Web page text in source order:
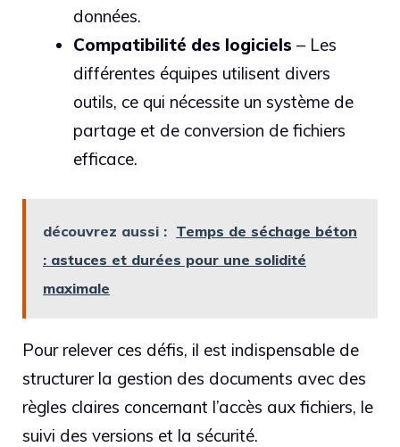
données.
Compatibilité des logiciels – Les
différentes équipes utilisent divers
outils, ce qui nécessite un système de
partage et de conversion de fichiers
efficace.
découvrez aussi : Temps de séchage béton
: astuces et durées pour une solidité
maximale
Pour relever ces défis, il est indispensable de
structurer la gestion des documents avec des
règles claires concernant l’accès aux fichiers, le
suivi des versions et la sécurité.